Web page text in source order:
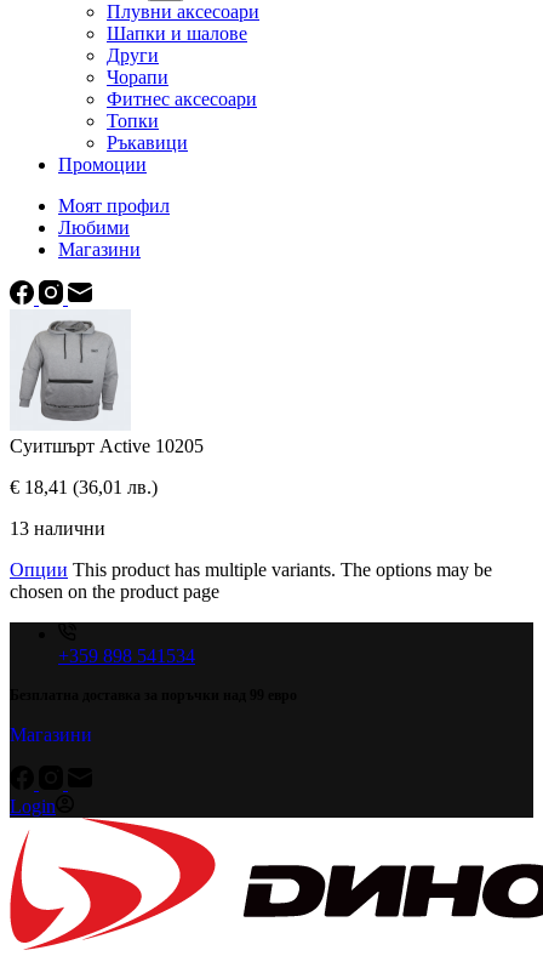
Плувни аксесоари
Шапки и шалове
Други
Чорапи
Фитнес аксесоари
Топки
Ръкавици
Промоции
Моят профил
Любими
Магазини
Суитшърт Active 10205
€ 18,41 (36,01 лв.)
13 налични
Опции This product has multiple variants. The options may be
chosen on the product page
+359 898 541534
Магазини
Login